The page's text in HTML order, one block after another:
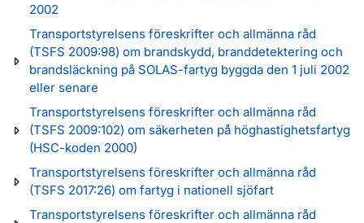
2002
Transportstyrelsens föreskrifter och allmänna råd
(TSFS 2009:98) om brandskydd, branddetektering och
brandsläckning på SOLAS-fartyg byggda den 1 juli 2002
eller senare
Transportstyrelsens föreskrifter och allmänna råd
(TSFS 2009:102) om säkerheten på höghastighetsfartyg
(HSC-koden 2000)
Transportstyrelsens föreskrifter och allmänna råd
(TSFS 2017:26) om fartyg i nationell sjöfart
Transportstyrelsens föreskrifter och allmänna råd